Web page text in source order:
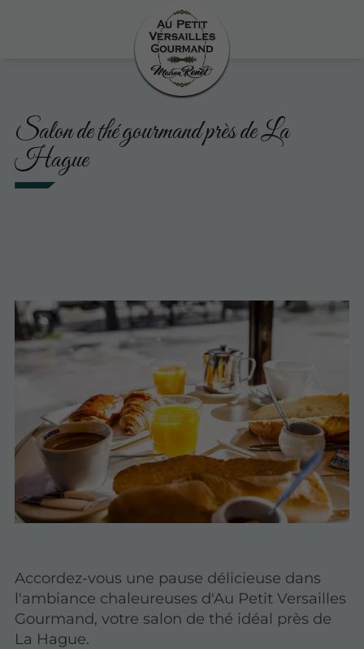
Salon de thé gourmand près de La
Hague
Accordez-vous une pause délicieuse dans
l'ambiance chaleureuses d'Au Petit Versailles
Gourmand, votre salon de thé idéal près de
La Hague.